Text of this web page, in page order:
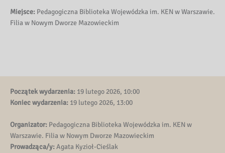
Miejsce: Pedagogiczna Biblioteka Wojewódzka im. KEN w Warszawie.
Filia w Nowym Dworze Mazowieckim
Początek wydarzenia: 19 lutego 2026, 10:00
Koniec wydarzenia: 19 lutego 2026, 13:00
Organizator: Pedagogiczna Biblioteka Wojewódzka im. KEN w
Warszawie. Filia w Nowym Dworze Mazowieckim
Prowadząca/y:Agata Kyzioł-Cieślak